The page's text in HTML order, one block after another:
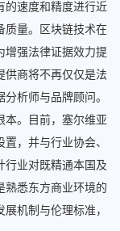
的速度和精度进行近
质量。区块链技术在
增强法律证据效力提
供商将不再仅仅是法
析师与品牌顾问。
。目前，塞尔维亚
，并与行业协会、
行业对既精通本国及
熟悉东方商业环境的
机制与伦理标准，